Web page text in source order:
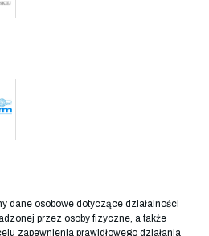
dane osobowe dotyczące działalności
przez osoby fizyczne, a także
zapewnienia prawidłowego działania